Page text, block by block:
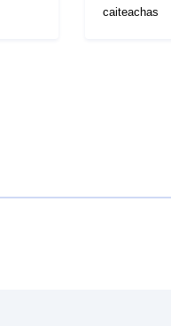
caiteachas